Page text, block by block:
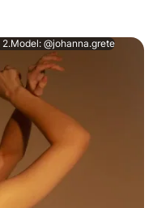
@johanna.grete